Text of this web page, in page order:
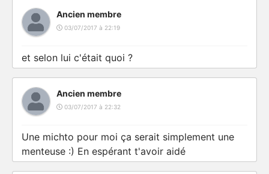
Ancien membre
03/07/2017 à 22:19
et selon lui c'était quoi ?
Ancien membre
03/07/2017 à 22:32
Une michto pour moi ça serait simplement une
menteuse :) En espérant t'avoir aidé